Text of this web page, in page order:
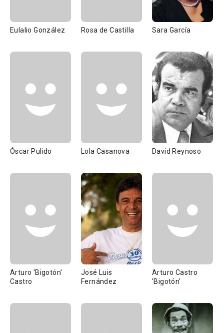
Eulalio González Rosa de Castilla Sara García
Óscar Pulido Lola Casanova David Reynoso
Arturo 'Bigotón'
Castro
José Luis
Fernández
Arturo Castro
'Bigotón'